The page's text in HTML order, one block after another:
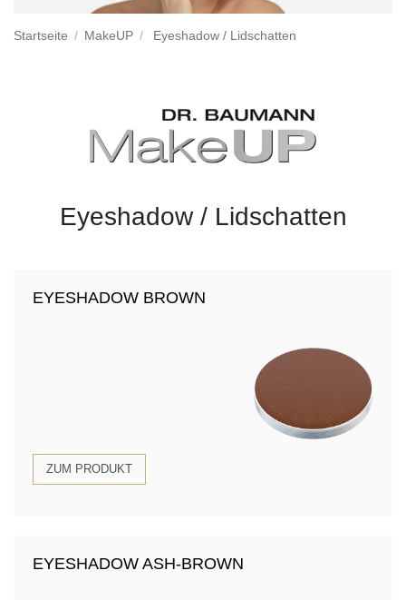
Startseite MakeUP Eyeshadow / Lidschatten
Eyeshadow / Lidschatten
EYESHADOW BROWN
ZUM PRODUKT
EYESHADOW ASH-BROWN